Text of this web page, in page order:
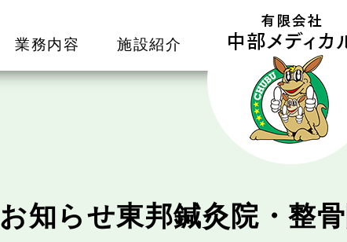
業務内容 施設紹介
お知らせ東邦鍼灸院・整